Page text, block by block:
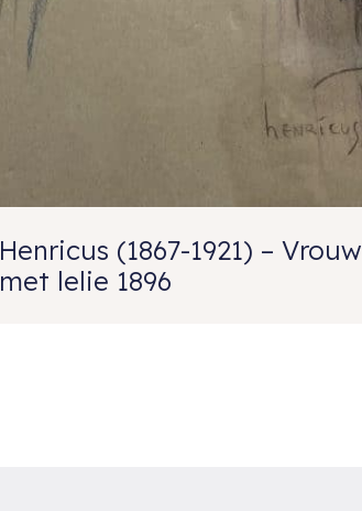
Henricus (1867-1921) – Vrouw
met lelie 1896